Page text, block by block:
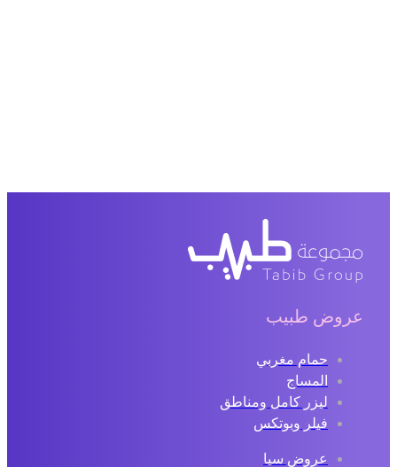
عروض طبيب
حمام مغربي
المساج
ليزر كامل ومناطق
فيلر وبوتكس
عروض سبا